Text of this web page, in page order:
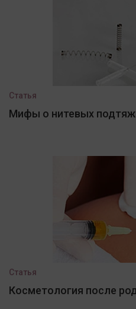
Статья
Мифы о нитевых
Статья
Косметология после